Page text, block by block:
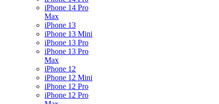
iPhone 14 Pro
Max
iPhone 13
iPhone 13 Mini
iPhone 13 Pro
iPhone 13 Pro
Max
iPhone 12
iPhone 12 Mini
iPhone 12 Pro
iPhone 12 Pro